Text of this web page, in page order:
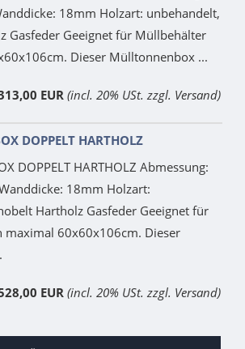
18mm Holzart: unbehandelt,
Gasfeder Geeignet für Müllbehälter
Dieser Mülltonnenbox ...
EUR (incl. 20% USt. zzgl. Versand)
DOPPELT HARTHOLZ
DOPPELT HARTHOLZ Abmessung:
18mm Holzart:
Hartholz Gasfeder Geeignet für
maximal 60x60x106cm. Dieser
EUR (incl. 20% USt. zzgl. Versand)